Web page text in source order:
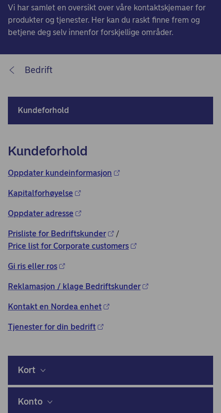
Vi har samlet en oversikt over våre kontaktskjemaer for
produkter og tjenester. Her kan du raskt finne frem og
betjene deg selv innenfor forskjellige områder.
Bedrift
Kundeforhold
Kundeforhold
Oppdater kundeinformasjon
Kapitalforhøyelse
Oppdater adresse
Prisliste for Bedriftskunder
/
Price list for Corporate customers
Gi ris eller ros
Reklamasjon / klage Bedriftskunder
Kontakt en Nordea enhet
Tjenester for din bedrift
Kort
Konto